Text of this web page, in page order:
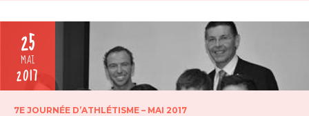
25
MAI
2017
7E JOURNÉE D’ATHLÉTISME – MAI 2017